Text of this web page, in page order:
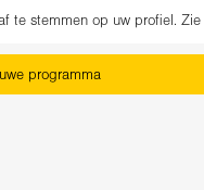
te stemmen op uw profiel. Zie
programma